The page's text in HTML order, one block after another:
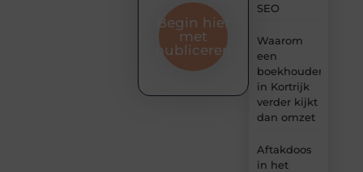
SEO
Waarom
een
boekhouder
in Kortrijk
verder kijkt
dan omzet
Aftakdoos
in het
Begin hier
met
publiceren